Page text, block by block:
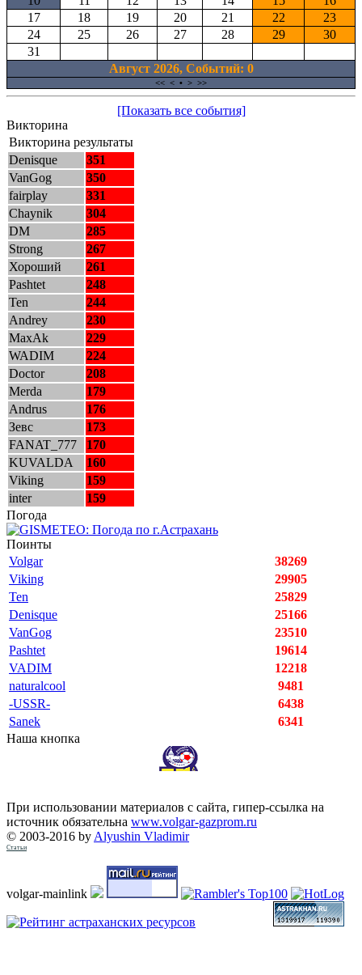
17
18 19 20 21 22
23
24
25 26 27 28 29
30
31
Август 2026, Cобытий: 0
<< < • > >>
[Показать все события]
Викторина
Викторина результаты
Denisque
351
VanGog
350
fairplay
331
Chaynik
304
DM
285
Strong
267
Хороший
261
Pashtet
248
Ten
244
Andrey
230
MaxAk
229
WADIM
224
Doctor
208
Merda
179
Andrus
176
Зевс
173
FANAT_777
170
KUVALDA
160
Viking
159
inter
159
Погода
Поинты
Volgar
38269
Viking
29905
Ten
25829
Denisque
25166
VanGog
23510
Pashtet
19614
VADIM
12218
naturalcool
9481
-USSR-
6438
Sanek
6341
Наша кнопка
При использовании материалов с сайта, гипер-ссылка на
источник обязательна www.volgar-gazprom.ru
© 2003-2016 by Alyushin Vladimir
Статьи
volgar-mainlink